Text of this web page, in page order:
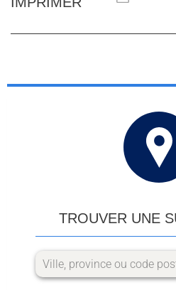
TROUVER UNE